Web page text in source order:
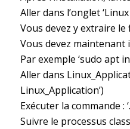
Aller dans l’onglet
Vous devez y extraire le
Vous devez maintenant
Par exemple ‘sudo apt
Aller dans
Linux_Application’)
Exécuter la commande :
Suivre le processus